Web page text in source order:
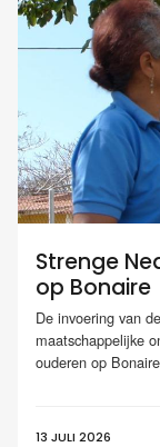
Strenge
op Bonaire
De invoering van
maatschappelijke
ouderen op
13 JULI 2026